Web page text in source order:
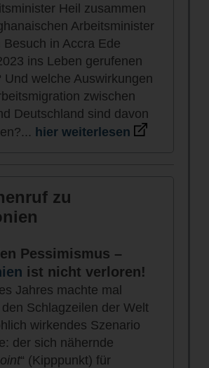
Heil zusammen
Arbeitsminister
Besuch in Accra Ede
ins Leben gerufenen
Und welche Auswirkungen
zwischen
Deutschland sind davon
... hier weiterlesen
zu
Pessimismus –
ist nicht verloren!
Jahres machte mal
Schlagzeilen der Welt
wirkendes Szenario
der sich nähernde
“ (Kipppunkt) für